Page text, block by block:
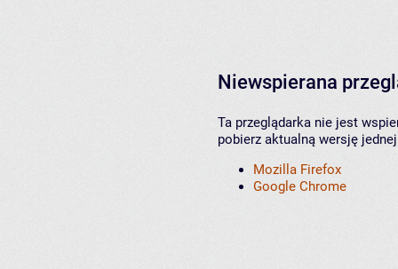
Niewspierana
Ta przeglądarka nie jest
pobierz aktualną wersję
Mozilla Firefox
Google Chrome